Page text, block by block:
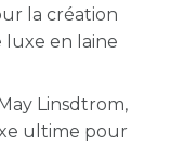
la création
luxe en laine
May Linsdtrom,
ultime pour